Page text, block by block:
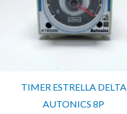
TIMER ESTRELLA DELTA
AUTONICS 8P